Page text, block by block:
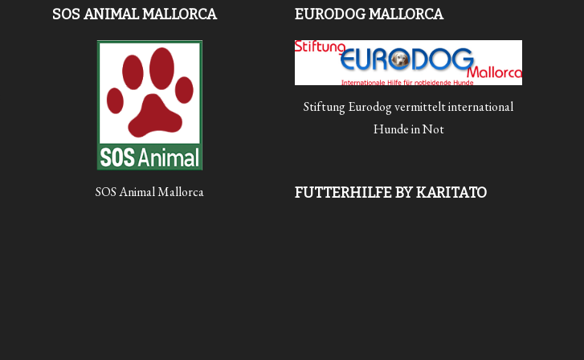
SOS ANIMAL MALLORCA
SOS Animal Mallorca
EURODOG MALLORCA
Stiftung Eurodog vermittelt international
Hunde in Not
FUTTERHILFE BY KARITATO